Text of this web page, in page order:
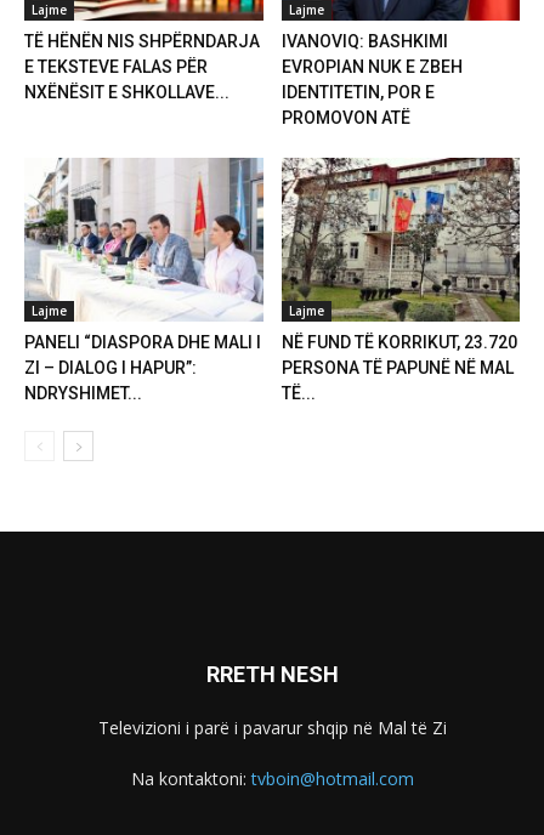
Lajme
TË HËNËN NIS SHPËRNDARJA
E TEKSTEVE FALAS PËR
NXËNËSIT E SHKOLLAVE...
Lajme
IVANOVIQ: BASHKIMI
EVROPIAN NUK E ZBEH
IDENTITETIN, POR E
PROMOVON ATË
Lajme
PANELI “DIASPORA DHE MALI I
ZI – DIALOG I HAPUR”:
NDRYSHIMET...
Lajme
NË FUND TË KORRIKUT, 23.720
PERSONA TË PAPUNË NË MAL
TË...
RRETH NESH
Televizioni i parë i pavarur shqip në Mal të Zi
Na kontaktoni:tvboin@hotmail.com